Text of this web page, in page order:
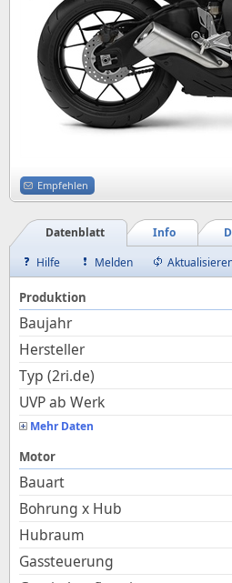
Empfehlen
Info
Datenblatt
Hilfe
Melden
Produktion
Baujahr
Hersteller
Typ (2ri.de)
UVP ab Werk
Mehr Daten
Motor
Bauart
Bohrung x Hub
Hubraum
Gassteuerung